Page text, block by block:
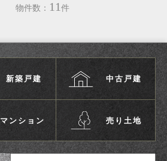
物件数： 11 件
新築戸建 中古戸建
マンション 売り土地